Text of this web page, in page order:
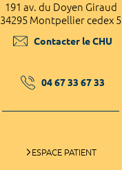
191 av. du Doyen Giraud
34295 Montpellier cedex 5
Contacter le CHU
04 67 33 67 33
ESPACE PATIENT